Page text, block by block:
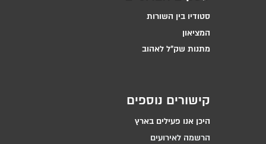
סטודיו בין השורות
המציאון
מתנות שק״ל לאהוב
קישורים נוספים
היכן אנו פעילים בארץ
הרשמה לאירועים